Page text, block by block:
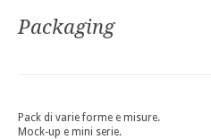
Packaging
Pack di varie forme e misure.
Mock-up e mini serie.